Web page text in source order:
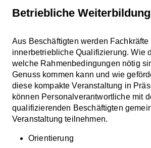
Betriebliche Weiterbildung
Aus Beschäftigten werden Fachkräfte
innerbetriebliche Qualifizierung. Wie
welche Rahmenbedingungen nötig
Genuss kommen kann und wie
diese kompakte Veranstaltung in
können Personalverantwortliche mit
qualifizierenden Beschäftigten
Veranstaltung teilnehmen.
Orientierung